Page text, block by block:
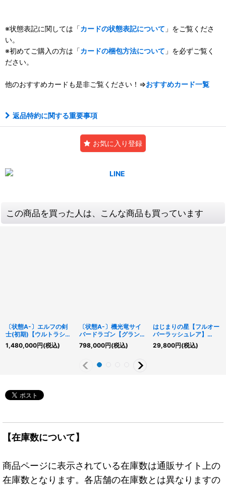
※状態表記に関しては「カードの状態表記について 」をご覧くださ
い。
※初めてご購入の方は「カードの梱包方法について 」を必ずご覧く
ださい。
他のおすすめカードも是非ご覧ください！⇒おすすめカード一覧
返品特約に関する重要事項
お気に入り登録
この商品を買った人は、こんな商品も買っています
〔状態A-〕エルフの剣
士(初期)【ウルトラシー
クレット】{-}《モンス
ター》
1,480,000円(税込)
〔状態A-〕機光竜サイ
バードラゴン【グランド
マスター】{LOCR-
JP005}《モンスター》
798,000円(税込)
はじまりの星【フルオー
バーラッシュレア】
{RD/AP03-JP002}
《RD魔法》
29,800円(税込)
【在庫数について】
商品ページに表示されている在庫数は通販サイト上の
在庫数となります。各店舗の在庫数とは異なりますの